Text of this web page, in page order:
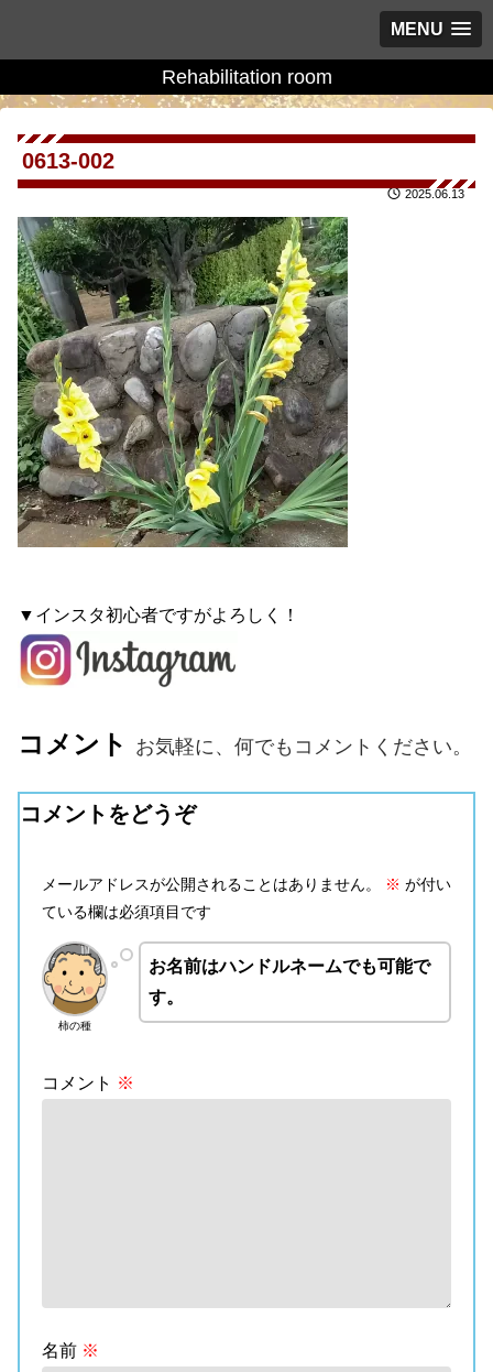
MENU
Rehabilitation room
0613-002
2025.06.13
▼インスタ初心者ですがよろしく！
コメント お気軽に、何でもコメントください。
コメントをどうぞ
メールアドレスが公開されることはありません。 ※ が付い
ている欄は必須項目です
柿の種
お名前はハンドルネームでも可能で
す。
コメント ※
名前 ※